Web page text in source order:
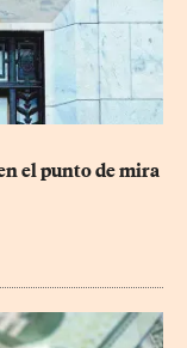
el punto de mira